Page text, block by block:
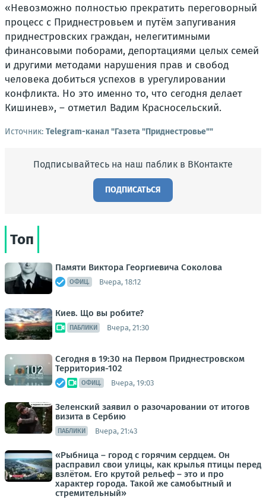
«Невозможно полностью прекратить переговорный
процесс с Приднестровьем и путём запугивания
приднестровских граждан, нелегитимными
финансовыми поборами, депортациями целых семей
и другими методами нарушения прав и свобод
человека добиться успехов в урегулировании
конфликта. Но это именно то, что сегодня делает
Кишинев», – отметил Вадим Красносельский.
Источник: Telegram-канал "Газета "Приднестровье""
Подписывайтесь на наш паблик в ВКонтакте
ПОДПИСАТЬСЯ
Топ
Памяти Виктора Георгиевича Соколова
ОФИЦ. Вчера, 18:12
Киев. Що вы робите?
ПАБЛИКИ Вчера, 21:30
Сегодня в 19:30 на Первом Приднестровском
Территория-102
ОФИЦ. Вчера, 19:03
Зеленский заявил о разочаровании от итогов
визита в Сербию
ПАБЛИКИ Вчера, 21:43
«Рыбница – город с горячим сердцем. Он
расправил свои улицы, как крылья птицы перед
взлётом. Его крутой рельеф – это и про
характер города. Такой же самобытный и
стремительный»